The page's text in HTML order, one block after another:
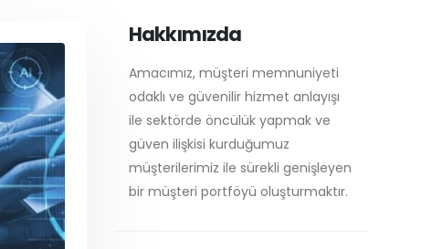
Hakkımızda
Amacımız, müşteri memnuniyeti
odaklı ve güvenilir hizmet anlayışı
ile sektörde öncülük yapmak ve
güven ilişkisi kurduğumuz
müşterilerimiz ile sürekli genişleyen
bir müşteri portföyü oluşturmaktır.